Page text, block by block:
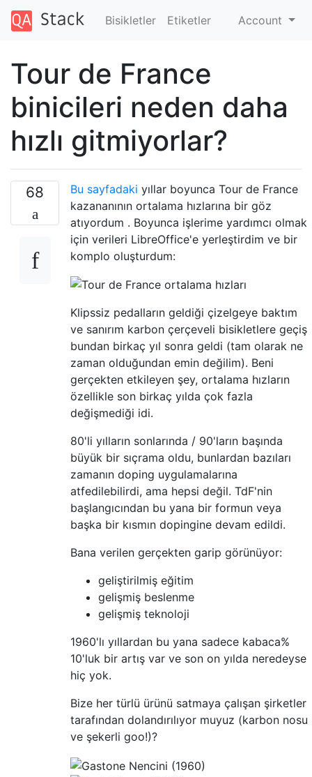
Bisikletler Etiketler Account
Tour de France
binicileri neden daha
hızlı gitmiyorlar?
68 Bu sayfadaki yıllar boyunca Tour de France
kazananının ortalama hızlarına bir göz
atıyordum . Boyunca işlerime yardımcı olmak
için verileri LibreOffice'e yerleştirdim ve bir
komplo oluşturdum:
Klipssiz pedalların geldiği çizelgeye baktım
ve sanırım karbon çerçeveli bisikletlere geçiş
bundan birkaç yıl sonra geldi (tam olarak ne
zaman olduğundan emin değilim). Beni
gerçekten etkileyen şey, ortalama hızların
özellikle son birkaç yılda çok fazla
değişmediği idi.
80'li yılların sonlarında / 90'ların başında
büyük bir sıçrama oldu, bunlardan bazıları
zamanın doping uygulamalarına
atfedilebilirdi, ama hepsi değil. TdF'nin
başlangıcından bu yana bir formun veya
başka bir kısmın dopingine devam edildi.
Bana verilen gerçekten garip görünüyor:
geliştirilmiş eğitim
gelişmiş beslenme
gelişmiş teknoloji
1960'lı yıllardan bu yana sadece kabaca%
10'luk bir artış var ve son on yılda neredeyse
hiç yok.
Bize her türlü ürünü satmaya çalışan şirketler
tarafından dolandırılıyor muyuz (karbon nosu
ve şekerli goo!)?